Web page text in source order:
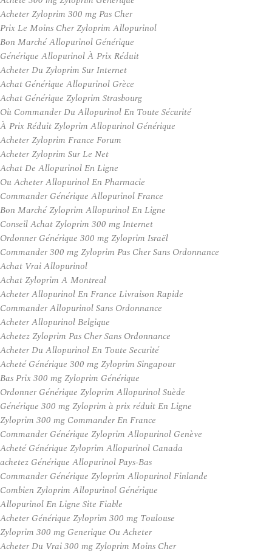
Acheter Zyloprim 300 mg Pas Cher
Prix Le Moins Cher Zyloprim Allopurinol
Bon Marché Allopurinol Générique
Générique Allopurinol À Prix Réduit
Acheter Du Zyloprim Sur Internet
Achat Générique Allopurinol Grèce
Achat Générique Zyloprim Strasbourg
Où Commander Du Allopurinol En Toute Sécurité
À Prix Réduit Zyloprim Allopurinol Générique
Acheter Zyloprim France Forum
Acheter Zyloprim Sur Le Net
Achat De Allopurinol En Ligne
Ou Acheter Allopurinol En Pharmacie
Commander Générique Allopurinol France
Bon Marché Zyloprim Allopurinol En Ligne
Conseil Achat Zyloprim 300 mg Internet
Ordonner Générique 300 mg Zyloprim Israël
Commander 300 mg Zyloprim Pas Cher Sans Ordonnance
Achat Vrai Allopurinol
Achat Zyloprim A Montreal
Acheter Allopurinol En France Livraison Rapide
Commander Allopurinol Sans Ordonnance
Acheter Allopurinol Belgique
Achetez Zyloprim Pas Cher Sans Ordonnance
Acheter Du Allopurinol En Toute Securité
Acheté Générique 300 mg Zyloprim Singapour
Bas Prix 300 mg Zyloprim Générique
Ordonner Générique Zyloprim Allopurinol Suède
Générique 300 mg Zyloprim à prix réduit En Ligne
Zyloprim 300 mg Commander En France
Commander Générique Zyloprim Allopurinol Genève
Acheté Générique Zyloprim Allopurinol Canada
achetez Générique Allopurinol Pays-Bas
Commander Générique Zyloprim Allopurinol Finlande
Combien Zyloprim Allopurinol Générique
Allopurinol En Ligne Site Fiable
Acheter Générique Zyloprim 300 mg Toulouse
Zyloprim 300 mg Generique Ou Acheter
Acheter Du Vrai 300 mg Zyloprim Moins Cher